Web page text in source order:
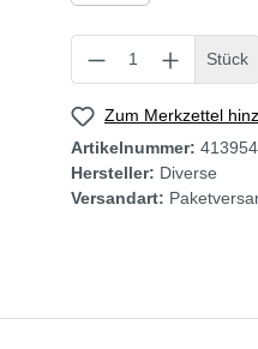
Stück
Zum Merkzettel
Artikelnummer: 413954
Hersteller: Diverse
Versandart: